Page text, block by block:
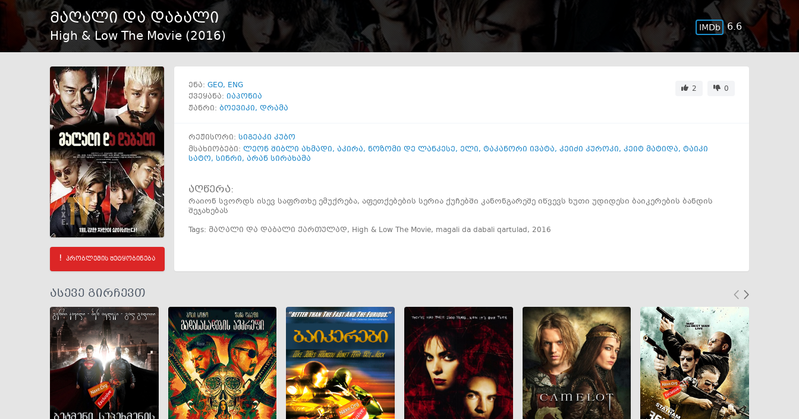
მაღალი და დაბალი
High & Low The Movie (2016)
6.6
პრობლემის შეტყობინება
ენა: GEO ENG
ქვეყანა: იაპონია
2
0
ჟანრი: ბოევიკი, დრამა
რეჟისორი: სიგეაკი კუბო
მსახიობები: ლეონ შიბლი ახმადი, აკირა, ნოზომი დე ლანკესე, ელი, ტაკანორი ივატა, კეიძი კუროკი, კეიტ მატიდა, ტაიკი
სატო, სინრი, არან სირახამა
აღწერა:
რაიონ სვორდს ისევ საფრთხე ემუქრება, აფეთქებების სერია ქუჩებში კანონგარეშე იწვევს ხუთი უდიდესი ბაიკერების ბანდის
შეჯახებას
Tags: მაღალი და დაბალი ქართულად, High & Low The Movie, magali da dabali qartulad, 2016
ასევე გირჩევთ